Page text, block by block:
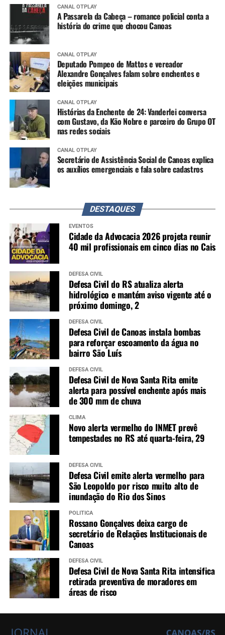
CANAL OTPLAY
A Passarela da Cabeça – romance policial conta a
história do crime que chocou Canoas
CANAL OTPLAY
Deputado Pompeo de Mattos e vereador
Alexandre Gonçalves falam sobre enchentes e
eleições municipais
CANAL OTPLAY
Histórias da Enchente de 24: Vanderlei conversa
com Gustavo, da Kão Nobre e parceiro do Grupo OT
nas redes sociais
CANAL OTPLAY
Secretário de Assistência Social de Canoas explica
os auxílios emergenciais e fala sobre cadastros
DESTAQUES
EVENTOS
Cidade da Advocacia 2026 projeta reunir
40 mil profissionais em cinco dias no Cais
DEFESA CIVIL
Defesa Civil do RS atualiza alerta
hidrológico e mantém aviso vigente até o
próximo domingo, 2
DEFESA CIVIL
Defesa Civil de Canoas instala bombas
para reforçar escoamento da água no
bairro São Luís
DEFESA CIVIL
Defesa Civil de Nova Santa Rita emite
alerta para possível enchente após mais
de 300 mm de chuva
CLIMA
Novo alerta vermelho do INMET prevê
tempestades no RS até quarta-feira, 29
DEFESA CIVIL
Defesa Civil emite alerta vermelho para
São Leopoldo por risco muito alto de
inundação do Rio dos Sinos
POLÍTICA
Rossano Gonçalves deixa cargo de
secretário de Relações Institucionais de
Canoas
DEFESA CIVIL
Defesa Civil de Nova Santa Rita intensifica
retirada preventiva de moradores em
áreas de risco